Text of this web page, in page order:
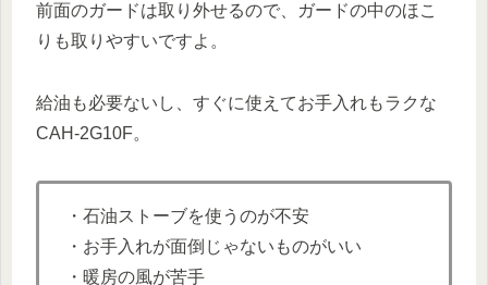
前面のガードは取り外せるので、ガードの中のほこ
りも取りやすいですよ。
給油も必要ないし、すぐに使えてお手入れもラクな
CAH-2G10F。
・石油ストーブを使うのが不安
・お手入れが面倒じゃないものがいい
・暖房の風が苦手